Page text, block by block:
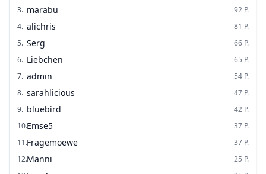
3. marabu 92 P.
4. alichris 81 P.
5. Serg 66 P.
6. Liebchen 65 P.
7. admin 54 P.
8. sarahlicious 47 P.
9. bluebird 42 P.
10.Emse5 37 P.
11.Fragemoewe 37 P.
12.Manni 25 P.